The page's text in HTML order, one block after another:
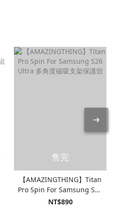
售完
【AMAZINGTHING】Titan
Pro Spin For Samsung S26
Ultra 多角度磁吸支架保護
NT$890